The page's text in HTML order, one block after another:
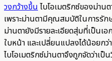
วงกว้างขึ้น ไบโอเมตริกซ์ของม่าน
เพราะม่านตามีคุณสมบัติในการรั
ม่านตายังมีรายละเอียดสุ่มที่เป็นเ
ใบหน้า และเปลี่ยนแปลงได้น้อยก
ไบโอเมตริกซ์ม่านตาจึงถูกจัดว่าเป็